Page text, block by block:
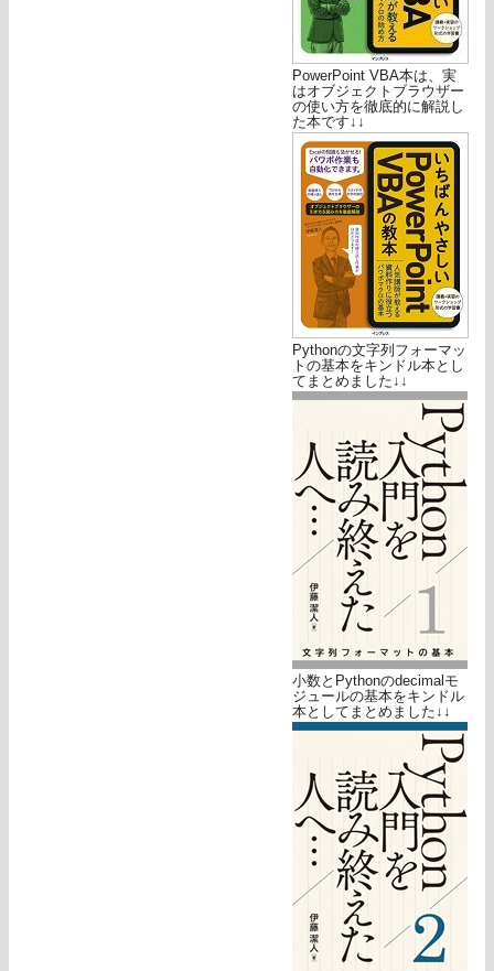
PowerPoint VBA本は、実
はオブジェクトブラウザー
の使い方を徹底的に解説し
た本です↓↓
Pythonの文字列フォーマッ
トの基本をキンドル本とし
てまとめました↓↓
小数とPythonのdecimalモ
ジュールの基本をキンドル
本としてまとめました↓↓